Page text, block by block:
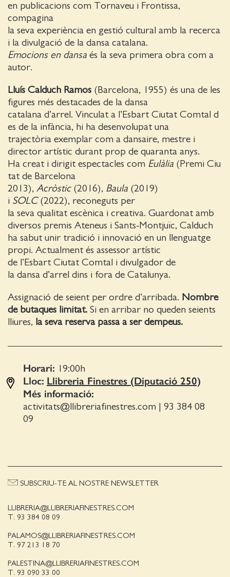
en publicacions com Tornaveu i Frontissa,
compagina
la seva experiència en gestió cultural amb la recerca
i la divulgació de la dansa catalana.
Emocions en dansa és la seva primera obra com a
autor.
Lluís Calduch Ramos (Barcelona, 1955) és una de les
figures més destacades de la dansa
catalana d’arrel. Vinculat a l’Esbart Ciutat Comtal d
es de la infància, hi ha desenvolupat una
trajectòria exemplar com a dansaire, mestre i
director artístic durant prop de quaranta anys.
Ha creat i dirigit espectacles com Eulàlia (Premi Ciu
tat de Barcelona
2013), Acròstic(2016), Baula (2019)
i SOLC(2022), reconeguts per
la seva qualitat escènica i creativa. Guardonat amb
diversos premis Ateneus i Sants-Montjuïc, Calduch
ha sabut unir tradició i innovació en un llenguatge
propi. Actualment és assessor artístic
de l’Esbart Ciutat Comtal i divulgador de
la dansa d’arrel dins i fora de Catalunya.
Assignació de seient per ordre d’arribada. Nombre
de butaques limitat. Si en arribar no queden seients
lliures, la seva reserva passa a ser dempeus.
Horari: 19:00 h
Lloc: Llibreria Finestres (Diputació 250)
Més informació:
activitats@llibreriafinestres.com
93 384 08
09
LLIBRERIA@LLIBRERIAFINESTRES.COM
T. 93 384 08 09
PALAMOS@LLIBRERIAFINESTRES.COM
T. 97 213 18 70
PALESTINA@LLIBRERIAFINESTRES.COM
T. 93 090 33 00
SUBSCRIU-TE AL NOSTRE NEWSLETTER